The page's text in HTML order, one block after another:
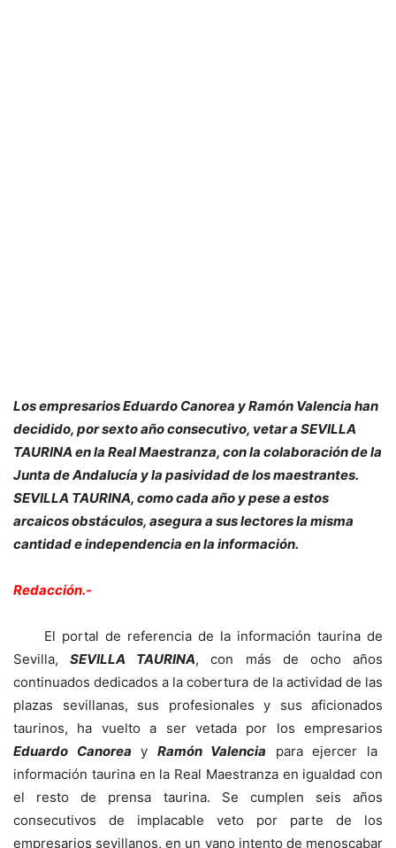
Los empresarios Eduardo Canorea y Ramón Valencia han
decidido, por sexto año consecutivo, vetar a SEVILLA
TAURINA en la Real Maestranza, con la colaboración de la
Junta de Andalucía y la pasividad de los maestrantes.
SEVILLA TAURINA, como cada año y pese a estos
arcaicos obstáculos, asegura a sus lectores la misma
cantidad e independencia en la información.
Redacción.-
El portal de referencia de la información taurina de
Sevilla,SEVILLA TAURINA, con más de ocho años
continuados dedicados a la cobertura de la actividad de las
plazas sevillanas, sus profesionales y sus aficionados
taurinos, ha vuelto a ser vetada por los empresarios
Eduardo Canorea y Ramón Valencia para ejercer la
información taurina en la Real Maestranza en igualdad con
el resto de prensa taurina. Se cumplen seis años
consecutivos de implacable veto por parte de los
empresarios sevillanos, en un vano intento de menoscabar